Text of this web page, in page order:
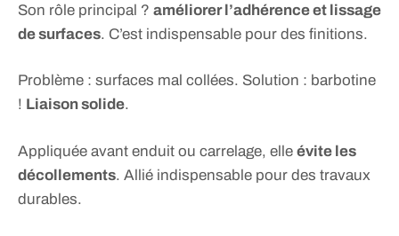
Son rôle principal ? améliorer l’adhérence et lissage
de surfaces. C’est indispensable pour des finitions.
Problème : surfaces mal collées. Solution : barbotine
! Liaison solide.
Appliquée avant enduit ou carrelage, elle évite les
décollements. Allié indispensable pour des travaux
durables.